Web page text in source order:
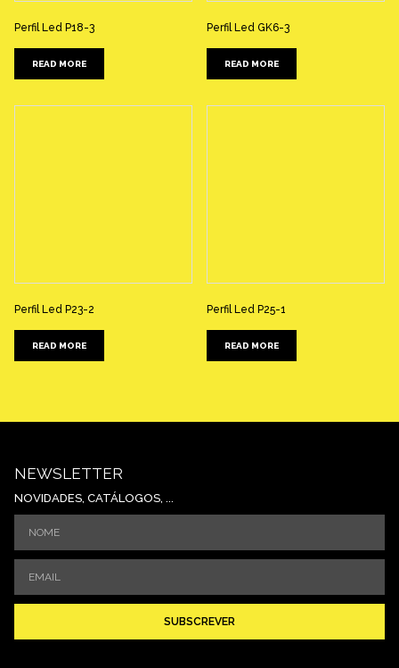
Perfil Led P18-3
READ MORE
Perfil Led GK6-3
READ MORE
Perfil Led P23-2
READ MORE
Perfil Led P25-1
READ MORE
NEWSLETTER
NOVIDADES, CATÁLOGOS, ...
SUBSCREVER